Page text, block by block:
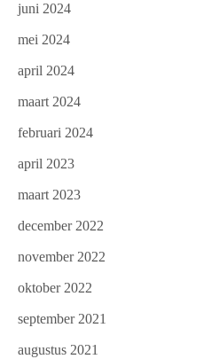
juni 2024
mei 2024
april 2024
maart 2024
februari 2024
april 2023
maart 2023
december 2022
november 2022
oktober 2022
september 2021
augustus 2021